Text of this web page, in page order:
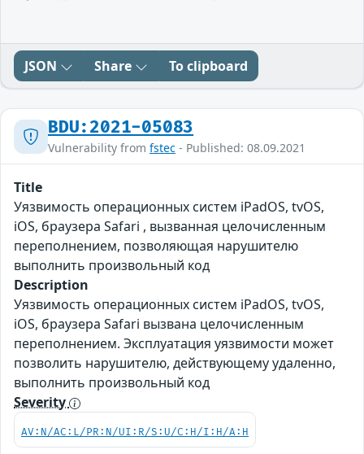
JSON Share To clipboard
BDU:2021-05083
Vulnerability from fstec - Published: 08.09.2021
Title
Уязвимость операционных систем iPadOS, tvOS,
iOS, браузера Safari , вызванная целочисленным
переполнением, позволяющая нарушителю
выполнить произвольный код
Description
Уязвимость операционных систем iPadOS, tvOS,
iOS, браузера Safari вызвана целочисленным
переполнением. Эксплуатация уязвимости может
позволить нарушителю, действующему удаленно,
выполнить произвольный код
Severity
AV:N/AC:L/PR:N/UI:R/S:U/C:H/I:H/A:H